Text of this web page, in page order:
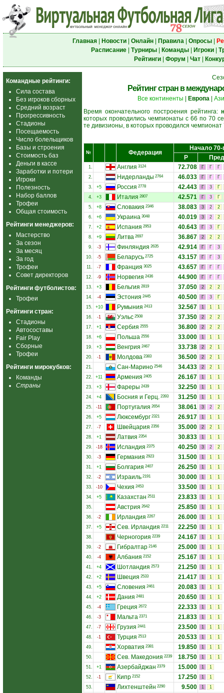
Главная| Новости| Онлайн| Правила| Опросы|
Расписание| Турниры| Команды| Игроки|
Рейтинги| Форум Чат|
Командные рейтинги:
Сила состава
Без игроков сборных
Средний возраст
Прогрессивность
Стадионы
Посещаемость
Число болельщиков
Базы и строения
Стоимость баз
Деньги в кассе
Заработки и потери
Игроки
Полезность
Набор баллов
Трофеи
Общая стоимость
Рейтинги менеджеров:
Мастерство
За сезон
За месяц
За год
Трофеи
Совет директоров
Рейтинги футболистов:
Трофеи
Рейтинги стран:
Стадионы
Автосоставы
Fair Play
Сборные
Трофеи
Рейтинги мирокубков:
Команды
Страны
Рейтинг стран в
Все континенты Европа
Время окончательного построения рейтинга:
которых проводились чемпионаты с 66 по 70
те дивизионы, в которых проводился чемпионат
№ Федерация
Начало 70-
Р
1. Англия 3124 72.708 Г Г
Г
2.
Нидерланды 2764 46.033 Г Г
Г
3.
+5 Россия 2778 42.443 Г 3
Г
4.
+3 Италия 2807 42.571 Г 3
Г
5.
+8 Словакия 2346 38.083 3 2
2
6.
+6 Украина 3048 40.019 3 2
2
7.
+2 Испания 2953 40.643 Г 3
Г
8.
+9 Литва 2697 36.867 2 2
2
9.
-3 Финляндия 2635 42.914 Г Г
3
10.
-5 Беларусь 2725 43.157 Г Г
3
11.
-7 Франция 3025 43.657 Г Г
Г
12.
-9 Норвегия 2436 44.900 Г Г
Г
13.
+3 Бельгия 2819 37.050 2 2
2
14.
-4 Эстония 2445 40.500 Г 3
Г
15.
+10 Румыния 2413 32.567 1 1
1
16.
-1 Уэльс 2508 37.350 2 2
2
17.
+1 Сербия 2555 36.800 2 2
2
18.
+6 Польша 2556 33.000 1 1
1
19.
+3 Венгрия 2467 33.738 2 2
1
20.
-1 Молдова 2383 36.500 2 2
1
21.
Сан-Марино 2546 34.433 2 2
1
22.
+11 Армения 2405 26.167 1 1
1
23.
+3 Фареры 2439 32.250 1 1
1
24.
+4 Босния и Герц. 2393 31.250 1 1
1
25.
-11 Португалия 2654 38.061 3 2
2
26.
+5 Люксембург 2321 26.917 1 1
1
27.
-7 Швейцария 2356 35.000 2 2
1
28.
+1 Латвия 2354 30.833 1 1
1
29.
-18 Исландия 2375 40.250 3 2
2
30.
-3 Германия 2923 31.500 1 1
1
31.
+1 Болгария 2407 26.250 1 1
1
32.
-2 Израиль 2191 30.000 1 1
1
33.
-10 Чехия 2453 33.500 1 1
1
34.
+5 Казахстан 2511 23.833 1 1
1
35.
Австрия 2642 25.850 1 1
1
36.
-2 Ирландия 2267 26.000 1 1
1
37.
+5 Сев. Ирландия 2211 22.250 1 1
1
38.
Черногория 2239 24.167 1 1
1
39.
-2 Гибралтар 2146 25.000 1 1
1
40.
-4 Албания 2152 25.167 1 1
1
41.
+4 Шотландия 2573 21.250 1 1
1
42.
+2 Швеция 2533 21.417 1 1
1
43.
+5 Словения 2461 20.083 1 1
1
44.
+2 Дания 2481 20.650 1 1
1
45.
-4 Греция 2672 22.333 1 1
1
46.
-3 Мальта 2371 21.833 1 1
1
47.
-7 Грузия 2441 23.500 1 1
1
48.
-1 Турция 2513 20.533 1 1
1
49.
Хорватия 2381 19.850 1 1
1
50.
Сев. Македония 2239 18.750 1 1
1
51.
+1 Азербайджан 2379 15.000 1
1
52.
-1 Кипр 2152 17.250 1
1
53.
Лихтенштейн 2290 9.500 1
1